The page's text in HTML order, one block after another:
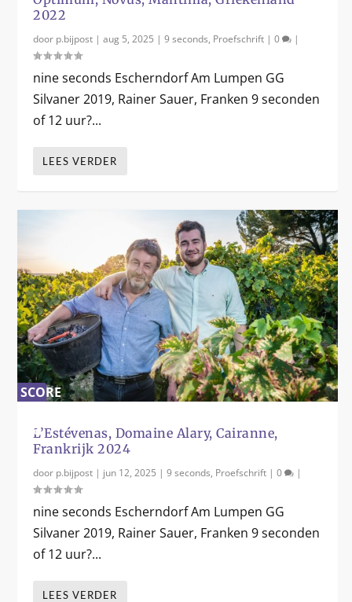
2022
door p.bijpost |aug 5, 2025 |9 seconds, Proefschrift |0 |
nine seconds Escherndorf Am Lumpen GG
Silvaner 2019, Rainer Sauer, Franken 9 seconden
of 12 uur?...
LEES VERDER
SCORE
%L’Estévenas, Domaine Alary, Cairanne,
Frankrijk 2024
door p.bijpost | jun 12, 2025 |9 seconds, Proefschrift |0 |
nine seconds Escherndorf Am Lumpen GG
Silvaner 2019, Rainer Sauer, Franken 9 seconden
of 12 uur?...
LEES VERDER